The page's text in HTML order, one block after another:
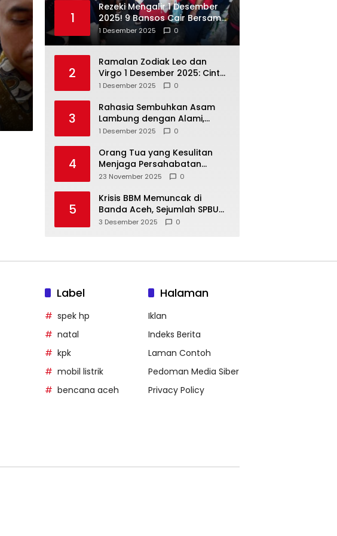
1
Rezeki Mengalir 1 Desember
2025! 9 Bansos Cair Bersama:
PKH, BPNT, dan KKS Mandiri
Double
1 Desember 2025 0
2
Ramalan Zodiak Leo dan
Virgo 1 Desember 2025: Cinta,
Karir, Kesehatan, dan
1 Desember 2025 0
3
Rahasia Sembuhkan Asam
Lambung dengan Alami,
Nomor 4 Disalahpahami
1 Desember 2025 0
4
Orang Tua yang Kesulitan
Menjaga Persahabatan
Biasanya Lakukan 8 Hal Ini
23 November 2025 0
5
Krisis BBM Memuncak di
Banda Aceh, Sejumlah SPBU
Tutup Total
3 Desember 2025 0
Label
spek hp
natal
kpk
mobil listrik
bencana aceh
Halaman
Iklan
Indeks Berita
Laman Contoh
Pedoman Media Siber
Privacy Policy